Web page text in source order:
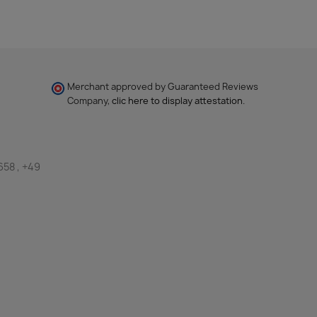
, +49
Merchant approved by Guaranteed Reviews
Company, clic here to display attestation.